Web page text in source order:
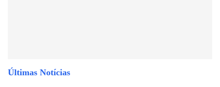
Últimas Notícias